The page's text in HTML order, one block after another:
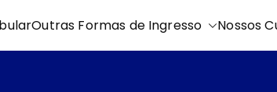
Outras Formas de Ingresso Nossos